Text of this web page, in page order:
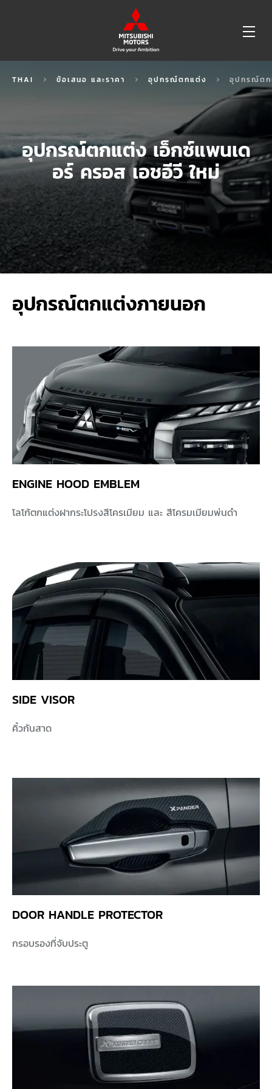
THAI ข้อเสนอ และราคา อุปกรณ์ตกแต่ง อุปกรณ์ตก
อุปกรณ์ตกแต่ง เอ็กซ์แพนเด
อร์ ครอส เอชอีวี ใหม่
อุปกรณ์ตกแต่งภายนอก
ENGINE HOOD EMBLEM
โลโก้ตกแต่งฝากระโปรงสีโครเมียม และ สีโครมเมียมพ่นดำ
SIDE VISOR
คิ้วกันสาด
DOOR HANDLE PROTECTOR
กรอบรองที่จับประตู